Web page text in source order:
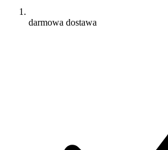
darmowa dostawa